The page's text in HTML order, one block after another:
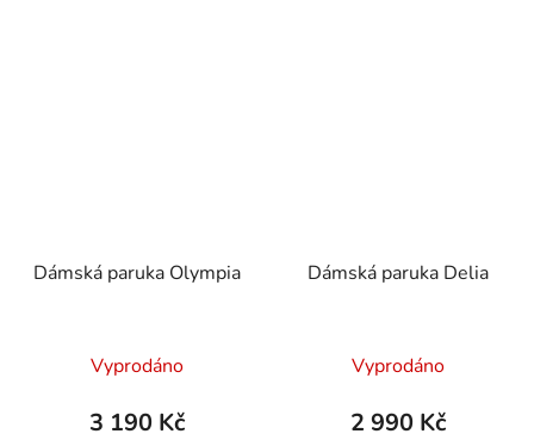
Dámská paruka Olympia
Vyprodáno
3 190 Kč
Dámská paruka Delia
Vyprodáno
2 990 Kč